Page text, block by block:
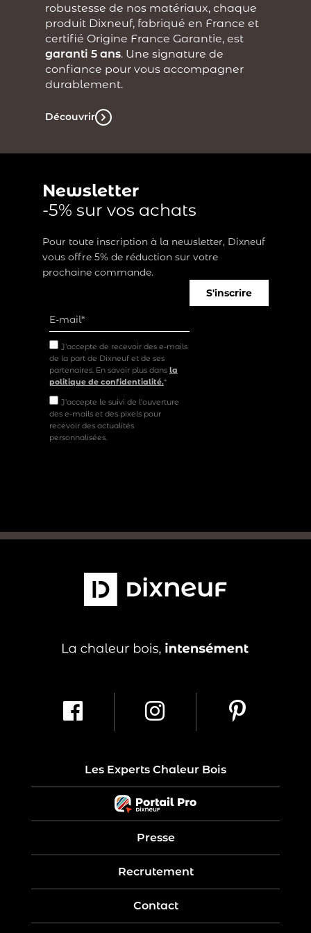
robustesse de nos matériaux, chaque
produit Dixneuf, fabriqué en France et
certifié Origine France Garantie, est
garanti 5 ans. Une signature de
confiance pour vous accompagner
durablement.
Découvrir
Newsletter
-5% sur vos achats
Pour toute inscription à la newsletter, Dixneuf
vous offre 5% de réduction sur votre
prochaine commande.
J’accepte de recevoir des e-mails
de la part de Dixneuf et de ses
partenaires. En savoir plus dans la
politique de confidentialité.*
J'accepte le suivi de l'ouverture
des e-mails et des pixels pour
recevoir des actualités
personnalisées.
S'inscrire
Les Experts Chaleur Bois
Presse
Recrutement
Contact